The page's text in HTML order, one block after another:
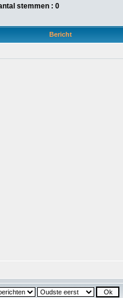
stemmen : 0
Bericht